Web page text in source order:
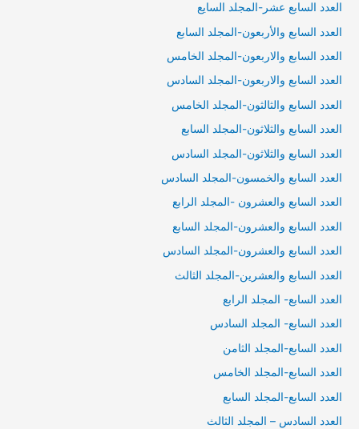
العدد السابع عشر-المجلد السايع
العدد السابع والأربعون-المجلد السابع
العدد السابع والاربعون-المجلد الخامس
العدد السابع والاربعون-المجلد السادس
العدد السابع والثالثون-المجلد الخامس
العدد السابع والثلاثون-المجلد السابع
العدد السابع والثلاثون-المجلد السادس
العدد السابع والخمسون-المجلد السادس
العدد السابع والعشرون -المجلد الرابع
العدد السابع والعشرون-المجلد السابع
العدد السابع والعشرون-المجلد السادس
العدد السابع والعشرين-المجلد الثالث
العدد السابع- المجلد الرابع
العدد السابع- المجلد السادس
العدد السابع-المجلد الثامن
العدد السابع-المجلد الخامس
العدد السابع-المجلد السابع
العدد السادس – المجلد الثالث